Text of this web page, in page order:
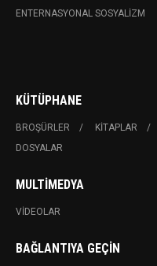
ENTERNASYONAL SOSYALIZM
KÜTÜPHANE
BROŞÜRLER
KITAPLAR
DOSYALAR
MULTIMEDYA
VIDEOLAR
BAĞLANTIYA GEÇIN